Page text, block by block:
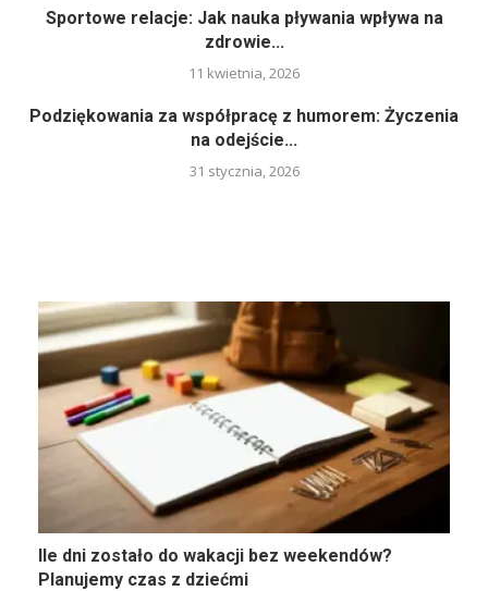
Sportowe relacje: Jak nauka pływania wpływa na
zdrowie...
11 kwietnia, 2026
Podziękowania za współpracę z humorem: Życzenia
na odejście...
31 stycznia, 2026
Ile dni zostało do wakacji bez weekendów?
Planujemy czas z dziećmi